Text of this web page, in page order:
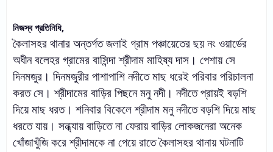
নিজস্ব প্রতিনিধি,
কৈলাসহর থানার অন্তর্গত জলাই গ্রাম পঞ্চায়েতের ছয় নং ওয়ার্ডের
অধীন বলেহর গ্রামের বাসিন্দা শ্রীদাম মাহিষ্য দাস। পেশায় সে
দিনমজুর। দিনমজুরীর পাশাপাশি নদীতে মাছ ধরেই পরিবার পরিচালনা
করত সে। শ্রীদামের বাড়ির পিছনে মনু নদী। নদীতে প্রায়ই বড়শি
দিয়ে মাছ ধরত। শনিবার বিকেলে শ্রীদাম মনু নদীতে বড়শি দিয়ে মাছ
ধরতে যায়। সন্ধ্যায় বাড়িতে না ফেরায় বাড়ির লোকজনেরা অনেক
খোঁজাখুঁজি করে শ্রীদামকে না পেয়ে রাতে কৈলাসহর থানায় ঘটনাটি